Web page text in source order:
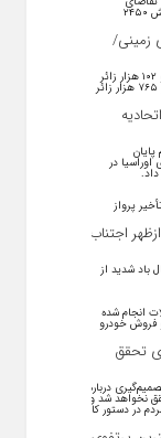
حداکثری مواجه است، معاون برق و انرژی وزارت نیرو از افزایش ۲۴۵۰
زمینی/
رئیس مرکز مدیریت راه‌های کشور از خروج بیش از ۳ میلیون و ۱۰۲ هزار زائر
اربعین از مرزهای شش‌گانه زمینی و بازگشت حدود ۲ میلیون و ۷۶۵ هزار زائر
در
پرواز
اجتناب
باد شدید از
بر اساس معاملات انجام شده
فروش خودرو
تحقق
درباره
نخواهد شد و
در دستور کار